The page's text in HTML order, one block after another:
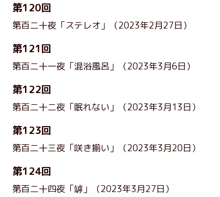
第120回
第百二十夜「ステレオ」 （2023年2月27日）
第121回
第百二十一夜「混浴風呂」 （2023年3月6日）
第122回
第百二十二夜「眠れない」 （2023年3月13日）
第123回
第百二十三夜「咲き揃い」 （2023年3月20日）
第124回
第百二十四夜「罅」 （2023年3月27日）